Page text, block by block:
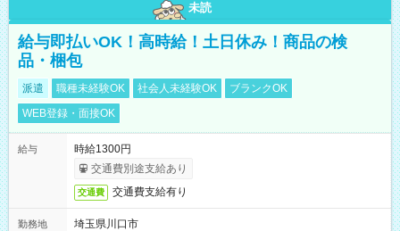
未読
給与即払いOK！高時給！土日休み！商品の検
品・梱包
派遣 職種未経験OK 社会人未経験OK
ブランクOK
WEB登録・面接OK
給与
時給1300円
交通費別途支給あり
交通費 交通費支給有り
勤務地
埼玉県川口市